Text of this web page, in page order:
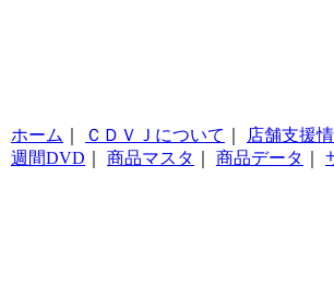
ホーム ＣＤＶＪについて 店舗支援
週間DVD
商品マスタ 商品データ